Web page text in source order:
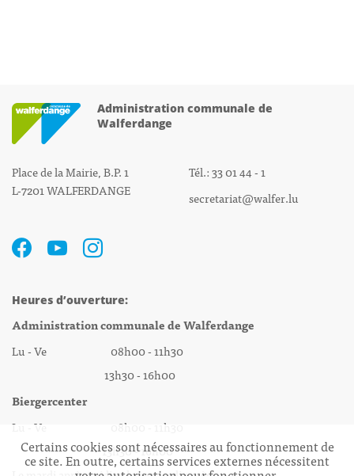
Administration communale de
Walferdange
Place de la Mairie, B.P. 1
L-7201 WALFERDANGE
Tél.: 33 01 44 - 1
secretariat@walfer.lu
Heures d’ouverture:
Administration communale de Walferdange
Lu - Ve 08h00 - 11h30
13h30 - 16h00
Biergercenter
Lu - Ve 08h00 - 11h30
13h30 - 16h00
Certains cookies sont nécessaires au fonctionnement de
ce site. En outre, certains services externes nécessitent